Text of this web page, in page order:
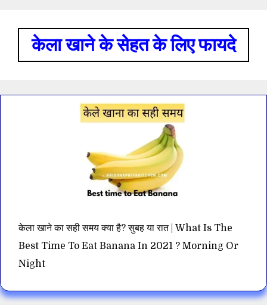
केला खाने के सेहत के लिए फायदे
केला खाने का सही समय क्या है? सुबह या रात | What Is The
Best Time To Eat Banana In 2021 ? Morning Or
Night